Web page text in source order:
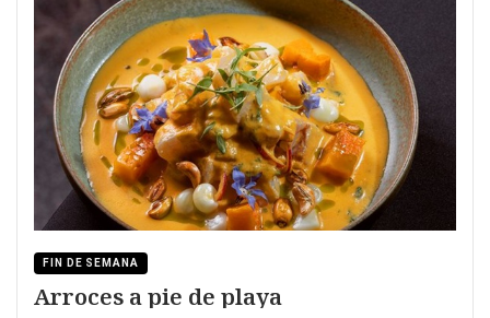
FIN DE SEMANA
Arroces a pie de playa